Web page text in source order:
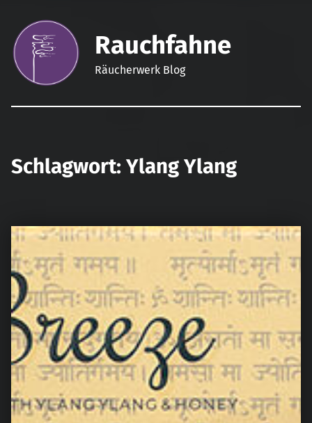
Rauchfahne
Räucherwerk Blog
Schlagwort: Ylang Ylang